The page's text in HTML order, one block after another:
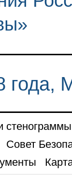
года,
стенограммы
Совет